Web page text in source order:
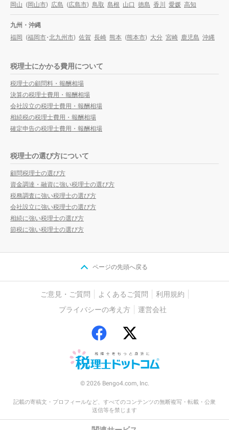
岡山 (岡山市) 広島 (広島市) 鳥取 島根 山口 徳島 香川 愛媛 高知
九州・沖縄
福岡 (福岡市・北九州市) 佐賀 長崎 熊本 (熊本市) 大分 宮崎 鹿児島 沖縄
税理士にかかる費用について
税理士の顧問料・報酬相場
決算の税理士費用・報酬相場
会社設立の税理士費用・報酬相場
相続税の税理士費用・報酬相場
確定申告の税理士費用・報酬相場
税理士の選び方について
顧問税理士の選び方
資金調達・融資に強い税理士の選び方
税務調査に強い税理士の選び方
会社設立に強い税理士の選び方
相続に強い税理士の選び方
節税に強い税理士の選び方
ページの先頭へ戻る
ご意見・ご質問 よくあるご質問
利用規約
プライバシーの考え方
運営会社
© 2026 Bengo4.com, Inc.
記載の寄稿文・プロフィールなど、すべてのコンテンツの無断複写・転載・公衆
送信等を禁じます